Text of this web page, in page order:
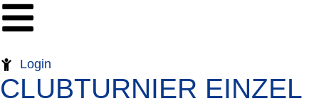
Login
CLUBTURNIER EINZEL